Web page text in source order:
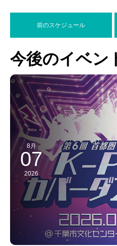
前のスケジュール
今後のイベン
8月
07
2026